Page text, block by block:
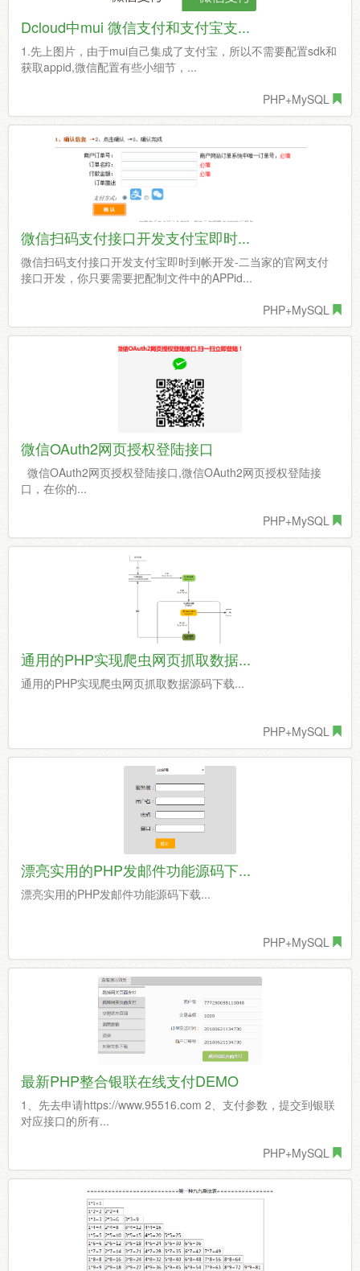
Dcloud中mui 微信支付和支付宝支...
1.先上图片，由于mui自己集成了支付宝，所以不需要配置sdk和
获取appid,微信配置有些小细节，...
PHP+MySQL
微信扫码支付接口开发支付宝即时...
微信扫码支付接口开发支付宝即时到帐开发-二当家的官网支付
接口开发，你只要需要把配制文件中的APPid...
PHP+MySQL
微信OAuth2网页授权登陆接口
微信OAuth2网页授权登陆接口,微信OAuth2网页授权登陆接
口，在你的...
PHP+MySQL
通用的PHP实现爬虫网页抓取数据...
通用的PHP实现爬虫网页抓取数据源码下载...
PHP+MySQL
漂亮实用的PHP发邮件功能源码下...
漂亮实用的PHP发邮件功能源码下载...
PHP+MySQL
最新PHP整合银联在线支付DEMO
1、先去申请https://www.95516.com 2、支付参数，提交到银联
对应接口的所有...
PHP+MySQL